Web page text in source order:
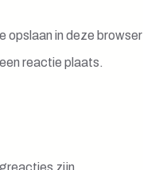
opslaan in deze browser
reactie plaats.
zijn.